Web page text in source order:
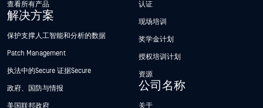
查看所有产品
解决方案
保护支撑人工智能和分析的数据
Patch Management
执法中的Secure 证据Secure
政府、国防与情报
美国联邦政府
认证
现场培训
奖学金计划
授权培训计划
资源
公司名称
关于